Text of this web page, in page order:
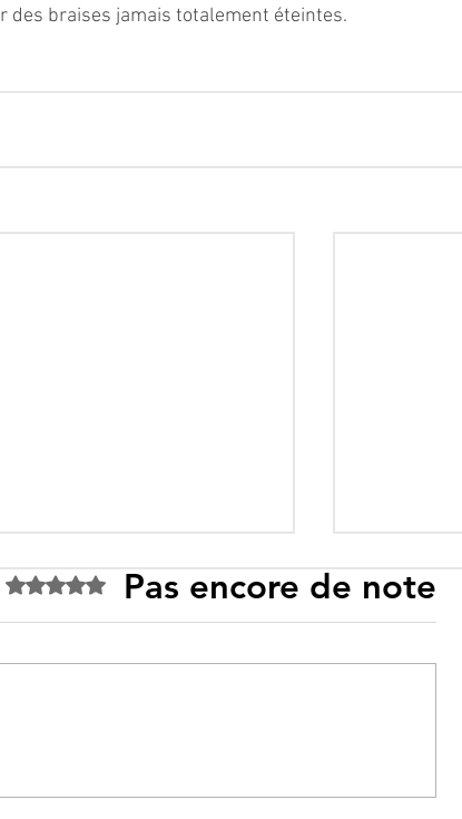
braises jamais totalement éteintes.
promesses différées,
Noté 0 étoile sur 5.Pas encore de note